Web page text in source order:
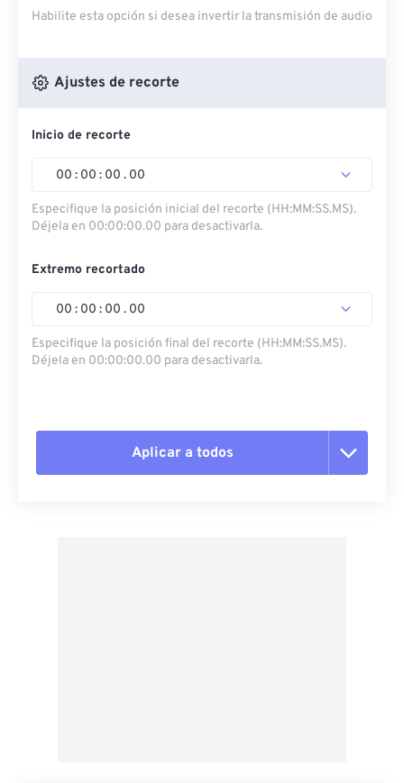
Habilite esta opción si desea invertir la transmisión de audio
Ajustes de recorte
Inicio de recorte
00 : 00 : 00 . 00
Especifique la posición inicial del recorte (HH:MM:SS.MS).
Déjela en 00:00:00.00 para desactivarla.
Extremo recortado
00 : 00 : 00 . 00
Especifique la posición final del recorte (HH:MM:SS.MS).
Déjela en 00:00:00.00 para desactivarla.
Aplicar a todos